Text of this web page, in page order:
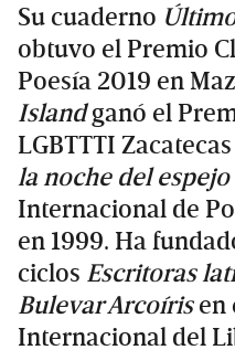
Su cuaderno
obtuvo el Premio
Poesía 2019 en
Islandganó el
LGBTTTI
la noche del espejo
Internacional de
en 1999. Ha
ciclos Escritoras
Bulevar Arcoírisen
Internacional del